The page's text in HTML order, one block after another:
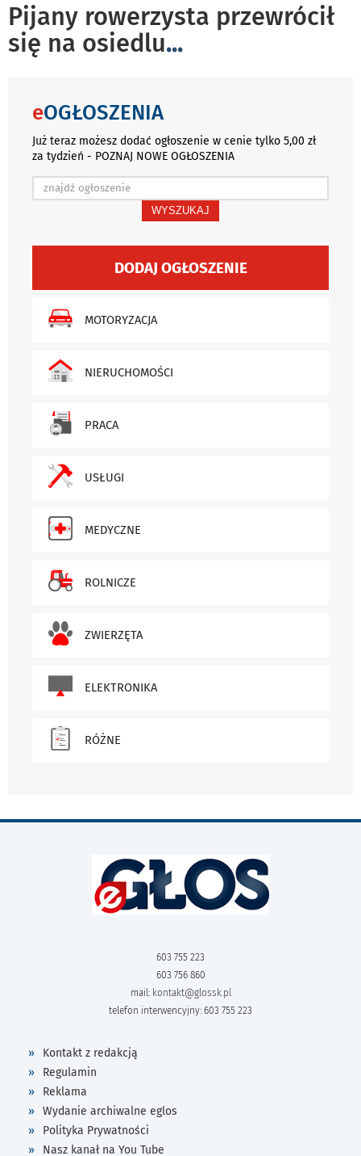
Pijany rowerzysta przewrócił
się na osiedlu...
eOGŁOSZENIA
Już teraz możesz dodać ogłoszenie w cenie tylko 5,00 zł
za tydzień - POZNAJ NOWE OGŁOSZENIA
WYSZUKAJ
DODAJ OGŁOSZENIE
MOTORYZACJA
NIERUCHOMOŚCI
PRACA
USŁUGI
MEDYCZNE
ROLNICZE
ZWIERZĘTA
ELEKTRONIKA
RÓŻNE
603 755 223
603 756 860
mail: kontakt@glossk.pl
telefon interwencyjny: 603 755 223
Kontakt z redakcją
Regulamin
Reklama
Wydanie archiwalne eglos
Polityka Prywatności
Nasz kanał na You Tube